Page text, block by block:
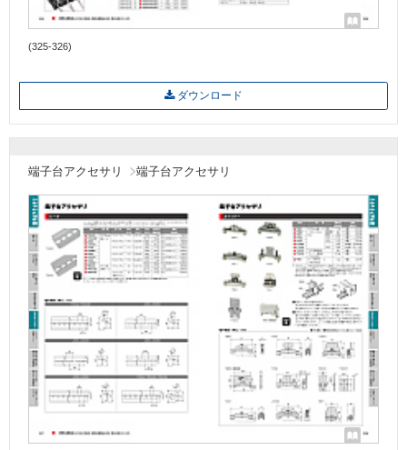
(325-326)
ダウンロード
端子台アクセサリ 端子台アクセサリ